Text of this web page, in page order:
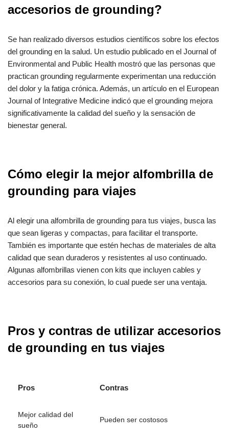
accesorios de grounding?
Se han realizado diversos estudios científicos sobre los efectos
del grounding en la salud. Un estudio publicado en el Journal of
Environmental and Public Health mostró que las personas que
practican grounding regularmente experimentan una reducción
del dolor y la fatiga crónica. Además, un artículo en el European
Journal of Integrative Medicine indicó que el grounding mejora
significativamente la calidad del sueño y la sensación de
bienestar general.
Cómo elegir la mejor alfombrilla de
grounding para viajes
Al elegir una alfombrilla de grounding para tus viajes, busca las
que sean ligeras y compactas, para facilitar el transporte.
También es importante que estén hechas de materiales de alta
calidad que sean duraderos y resistentes al uso continuado.
Algunas alfombrillas vienen con kits que incluyen cables y
accesorios para su conexión, lo cual puede ser una ventaja.
Pros y contras de utilizar accesorios
de grounding en tus viajes
Pros Contras
Mejor calidad del
sueño
Pueden ser costosos